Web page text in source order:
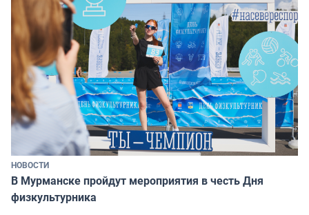
НОВОСТИ
В Мурманске пройдут мероприятия в честь Дня
физкультурника